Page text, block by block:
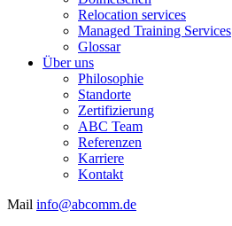
Relocation services
Managed Training Services
Glossar
Über uns
Philosophie
Standorte
Zertifizierung
ABC Team
Referenzen
Karriere
Kontakt
Mail info@abcomm.de